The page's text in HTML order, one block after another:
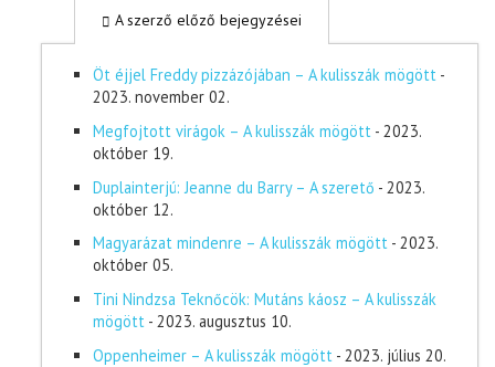
A szerző előző bejegyzései
Öt éjjel Freddy pizzázójában – A kulisszák mögött -
2023. november 02.
Megfojtott virágok – A kulisszák mögött - 2023.
október 19.
Duplainterjú: Jeanne du Barry – A szerető - 2023.
október 12.
Magyarázat mindenre – A kulisszák mögött - 2023.
október 05.
Tini Nindzsa Teknőcök: Mutáns káosz – A kulisszák
mögött - 2023. augusztus 10.
Oppenheimer – A kulisszák mögött - 2023. július 20.